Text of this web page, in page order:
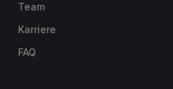
Team
Karriere
FAQ